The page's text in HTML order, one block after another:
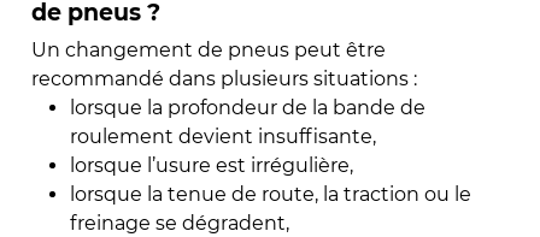
de pneus ?
Un changement de pneus peut être
recommandé dans plusieurs situations :
lorsque la profondeur de la bande de
roulement devient insuffisante,
lorsque l’usure est irrégulière,
lorsque la tenue de route, la traction ou le
freinage se dégradent,